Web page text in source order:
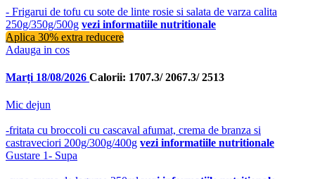
- Frigarui de tofu cu sote de linte rosie si salata de varza calita
250g/350g/500g vezi informatiile nutritionale
Aplica 30% extra reducere
Adauga in cos
Marți 18/08/2026 Calorii: 1707.3/ 2067.3/ 2513
Mic dejun
-fritata cu broccoli cu cascaval afumat, crema de branza si
castraveciori 200g/300g/400g vezi informatiile nutritionale
Gustare 1- Supa